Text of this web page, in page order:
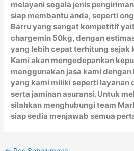
melayani segala jenis
siap membantu anda, seperti
Barru yang sangat kompetitif
chargemin 50kg, dengan
yang lebih cepat terhitung sejak
Kami akan mengedepankan
menggunakan jasa kami
yang kami miliki seperti layanan
serta jaminan asuransi. Untuk
silahkan menghubungi team
siap sedia menjawab semua